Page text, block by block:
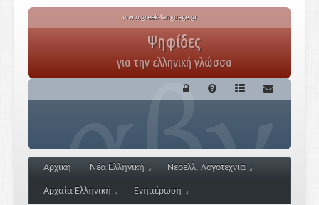
www.greek-language.gr
Ψηφίδες
για την ελληνική γλώσσα
Αρχική Νέα Ελληνική Νεοελλ. Λογοτεχνία
Αρχαία Ελληνική Ενημέρωση